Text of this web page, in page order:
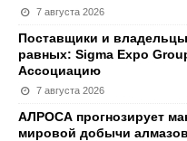
7 августа 2026
Поставщики и
равных: Sigma Expo
Ассоциацию
7 августа 2026
АЛРОСА прогнозирует
мировой добычи алмазов